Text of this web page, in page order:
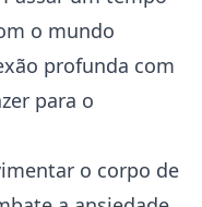
o mundo
profunda com
para o
o corpo de